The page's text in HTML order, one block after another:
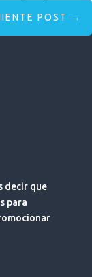
POST →
decir que
para